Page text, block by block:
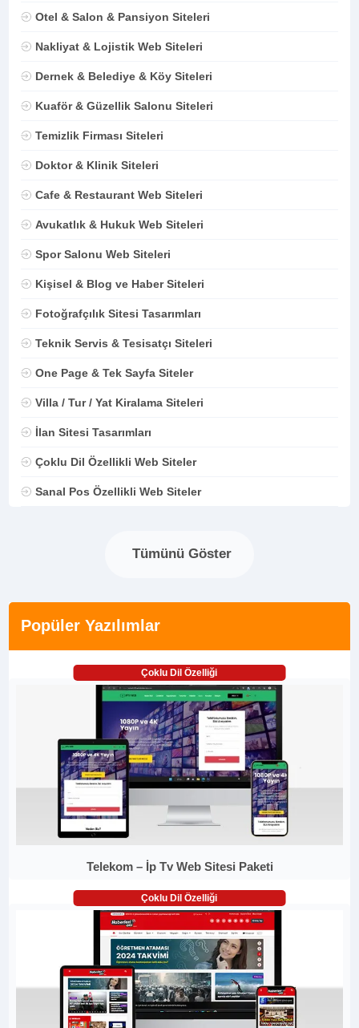
Otel & Salon & Pansiyon Siteleri
Nakliyat & Lojistik Web Siteleri
Dernek & Belediye & Köy Siteleri
Kuaför & Güzellik Salonu Siteleri
Temizlik Firması Siteleri
Doktor & Klinik Siteleri
Cafe & Restaurant Web Siteleri
Avukatlık & Hukuk Web Siteleri
Spor Salonu Web Siteleri
Kişisel & Blog ve Haber Siteleri
Fotoğrafçılık Sitesi Tasarımları
Teknik Servis & Tesisatçı Siteleri
One Page & Tek Sayfa Siteler
Villa / Tur / Yat Kiralama Siteleri
İlan Sitesi Tasarımları
Çoklu Dil Özellikli Web Siteler
Sanal Pos Özellikli Web Siteler
Tümünü Göster
Popüler Yazılımlar
Çoklu Dil Özelliği
Telekom – İp Tv Web Sitesi Paketi
Çoklu Dil Özelliği